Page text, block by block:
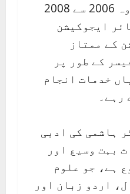
بعد وہ 2006 سے 2008
ایجوکیشن
کے ممتاز
کے طور پر
خدمات انجام
رہے۔
ہاشمی کی ادبی
بہت وسیع اور
ہے، جو علوم
اردو زبان اور